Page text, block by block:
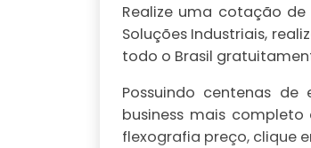
Realize uma cotação
Soluções Industriais,
todo o Brasil
Possuindo centenas
business mais
flexografia preço, clique